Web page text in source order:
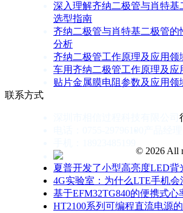
深入理解齐纳二极管与肖特基
选型指南
齐纳二极管与肖特基二极管的
分析
齐纳二极管工作原理及应用领
车用齐纳二极管工作原理及应
贴片金属膜电阻参数及应用领
联系方式
夏普开发了小型高亮度LED背
4G实验室：为什么LTE手机会
基于EFM32TG840的便携式心
HT2100系列可编程直流电源
© 2026 All